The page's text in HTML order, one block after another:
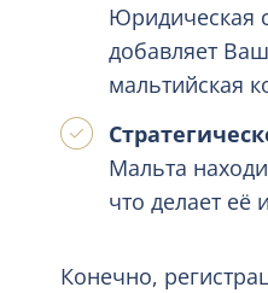
Юридическая
добавляет
мальтийская
Мальта
что делает
Конечно,